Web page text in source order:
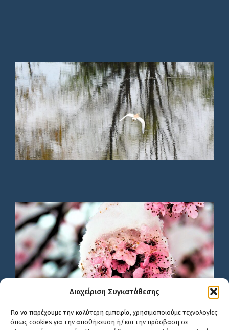
Διαχείριση Συγκατάθεσης
Για να παρέχουμε την καλύτερη εμπειρία, χρησιμοποιούμε τεχνολογίες
όπως cookies για την αποθήκευση ή/και την πρόσβαση σε